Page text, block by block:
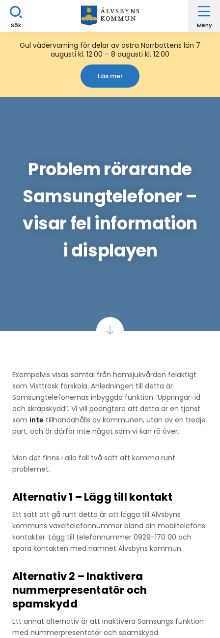
Sök Meny
Gul vädervarning för delar av östra Norrbottens län 7
augusti kl. 12.00 – 8 augusti kl. 12.00
Läs mer
Problem rörarande
Samsungtelefoner –
visar fel information
i displayen
Exempelvis visas samtal från hemsjukvården felaktigt
som Vistträsk förskola. Anledningen till detta är
Samsungtelefonernas inbyggda funktion ”Uppringar-id
och skräpskydd”. Vi vill poängtera att detta är en tjänst
som inte tillhandahålls av kommunen, utan av en tredje
part, och är därför inte något som vi kan rå över.
Men det finns i alla fall två sätt att komma runt
problemet.
Alternativ 1 – Lägg till kontakt
Ett sätt att gå runt detta är att lägga till Älvsbyns
kommuns växeltelefonnummer bland din mobiltelefons
kontakter. Lägg till telefonnummer 0929-170 00 och
spara kontakten med namnet Älvsbyns kommun.
Alternativ 2 – Inaktivera
nummerpresentatör och
spamskydd
Ett annat alternativ är att inaktivera Samsungs funktion
med nummerpresentatör och spamskydd.